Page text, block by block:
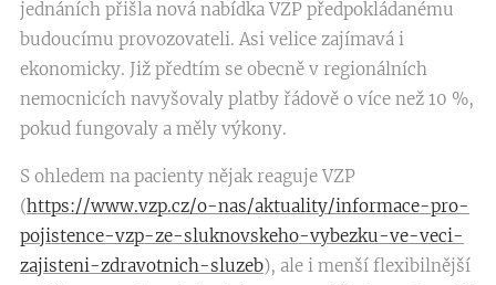
jednáních přišla nová nabídka VZP předpokládanému
budoucímu provozovateli. Asi velice zajímavá i
ekonomicky. Již předtím se obecně v regionálních
nemocnicích navyšovaly platby řádově o více než 10 %,
pokud fungovaly a měly výkony.
S ohledem na pacienty nějak reaguje VZP
(https://www.vzp.cz/o-nas/aktuality/informace-pro-
pojistence-vzp-ze-sluknovskeho-vybezku-ve-veci-
zajisteni-zdravotnich-sluzeb), ale i menší flexibilnější